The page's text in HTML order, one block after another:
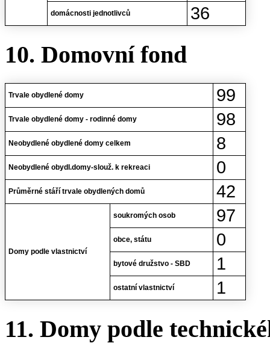
domácnosti jednotlivců 36
10. Domovní fond
Trvale obydlené domy 99
Trvale obydlené domy - rodinné domy 98
Neobydlené obydlené domy celkem 8
Neobydlené obydl.domy-slouž. k rekreaci 0
Průměrné stáří trvale obydlených domů 42
Domy podle vlastnictví
soukromých osob 97
obce, státu 0
bytové družstvo - SBD 1
ostatní vlastnictví 1
11. Domy podle